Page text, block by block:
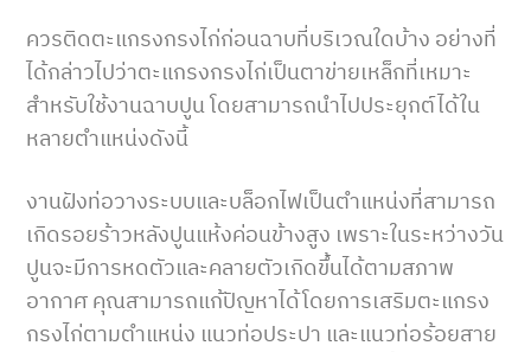
ควรติดตะแกรงกรงไก่ก่อนฉาบที่บริเวณใดบ้าง อย่างที่
ได้กล่าวไปว่าตะแกรงกรงไก่เป็นตาข่ายเหล็กที่เหมาะ
สำหรับใช้งานฉาบปูน โดยสามารถนำไปประยุกต์ได้ใน
หลายตำแหน่งดังนี้
งานฝังท่อวางระบบและบล็อกไฟเป็นตำแหน่งที่สามารถ
เกิดรอยร้าวหลังปูนแห้งค่อนข้างสูง เพราะในระหว่างวัน
ปูนจะมีการหดตัวและคลายตัวเกิดขึ้นได้ตามสภาพ
อากาศ คุณสามารถแก้ปัญหาได้โดยการเสริมตะแกรง
กรงไก่ตามตำแหน่ง แนวท่อประปา และแนวท่อร้อยสาย